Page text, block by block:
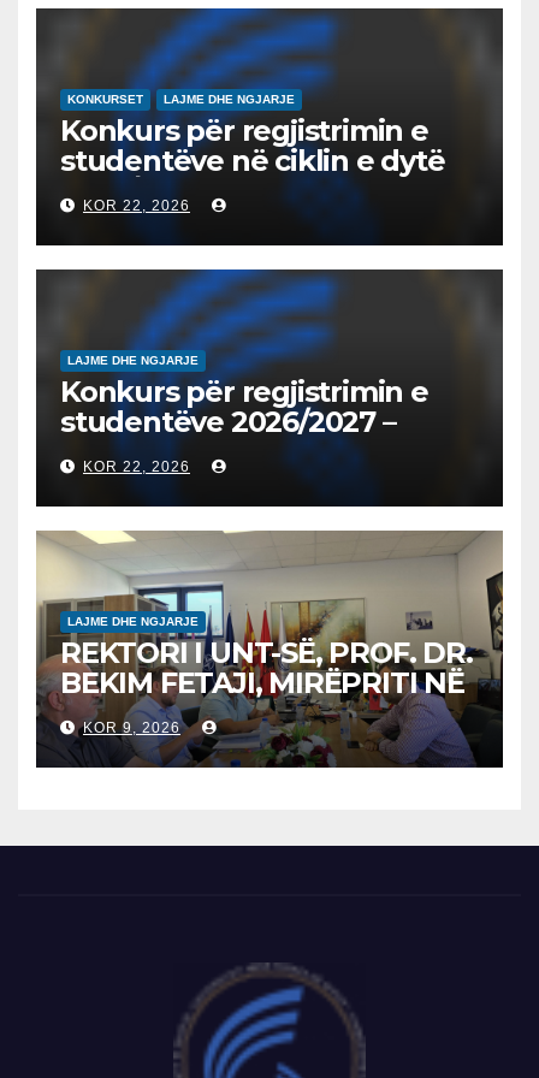
EDUKIMIN DIGJITAL DHE
QYTETARINË GLOBALE
KONKURSET LAJME DHE NGJARJE
Konkurs për regjistrimin e
studentëve në ciklin e dytë
2026/2027 – Конкурс за
запишување на студенти
на втор циклус студии за
2026/2027
KOR 22, 2026
LAJME DHE NGJARJE
Konkurs për regjistrimin e
studentëve 2026/2027 –
Конкурс за запишување на
студенти за 2026/2027
KOR 22, 2026
LAJME DHE NGJARJE
REKTORI I UNT-SË, PROF. DR.
BEKIM FETAJI, MIRËPRITI NË
TAKIM ZYRTAR DREJTORIN E
SH.A MEPSO, DR. BURIM
LATIFIN
KOR 9, 2026